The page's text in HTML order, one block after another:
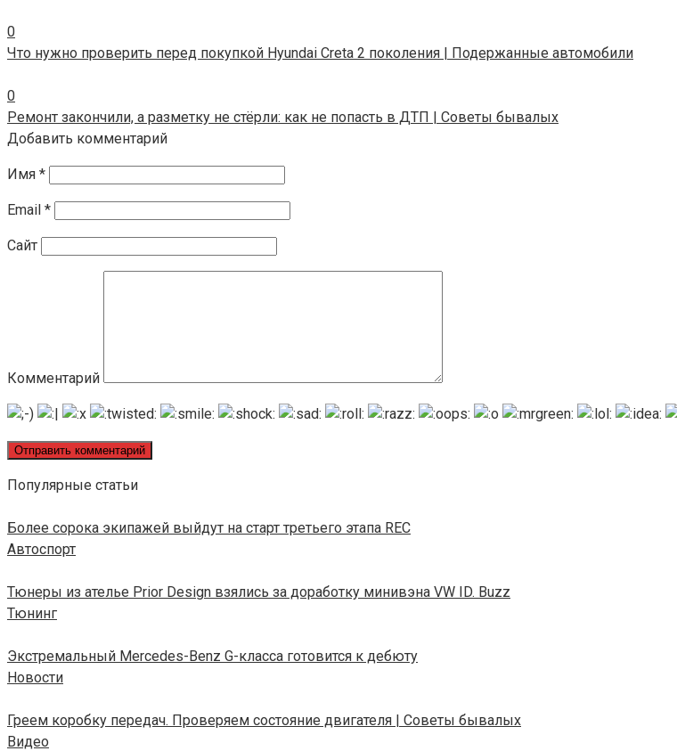
0
Что нужно проверить перед покупкой Hyundai Creta 2 поколения | Подержанные автомобили
0
Ремонт закончили, а разметку не стёрли: как не попасть в ДТП | Советы бывалых
Добавить комментарий
Имя *
Email *
Сайт
Комментарий
Популярные статьи
Более сорока экипажей выйдут на старт третьего этапа REС
Автоспорт
Тюнеры из ателье Prior Design взялись за доработку минивэна VW ID. Buzz
Тюнинг
Экстремальный Mercedes-Benz G-класса готовится к дебюту
Новости
Греем коробку передач. Проверяем состояние двигателя | Советы бывалых
Видео